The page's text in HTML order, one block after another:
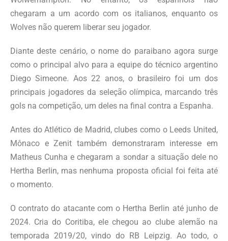
chegaram a um acordo com os italianos, enquanto os
Wolves não querem liberar seu jogador.
Diante deste cenário, o nome do paraibano agora surge
como o principal alvo para a equipe do técnico argentino
Diego Simeone. Aos 22 anos, o brasileiro foi um dos
principais jogadores da seleção olímpica, marcando três
gols na competição, um deles na final contra a Espanha.
Antes do Atlético de Madrid, clubes como o Leeds United,
Mônaco e Zenit também demonstraram interesse em
Matheus Cunha e chegaram a sondar a situação dele no
Hertha Berlin, mas nenhuma proposta oficial foi feita até
o momento.
O contrato do atacante com o Hertha Berlin até junho de
2024. Cria do Coritiba, ele chegou ao clube alemão na
temporada 2019/20, vindo do RB Leipzig. Ao todo, o